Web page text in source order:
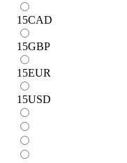
15CAD
15GBP
15EUR
15USD